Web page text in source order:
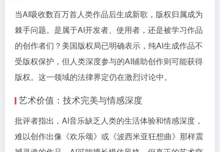
当AI吸收数百万首人类作品后生成新歌，版权归属成为
棘手问题。是属于AI开发者、使用者，还是被学习作品
的创作者们？美国版权局已明确表示，纯AI生成作品不
受版权保护，但人类深度参与的AI辅助创作则可能获得
版权。这一领域的法律界定仍在激烈讨论中。
艺术价值：技术完美与情感深度
批评者指出，AI音乐缺乏人类的生活体验和情感深度，
难以创作出像《欢乐颂》或《波西米亚狂想曲》那样震